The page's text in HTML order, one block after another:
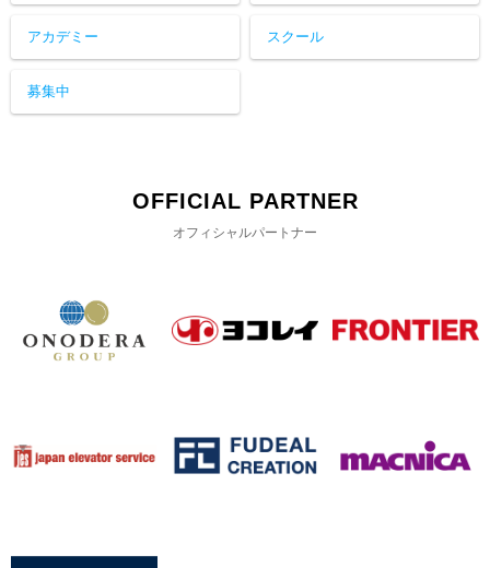
アカデミー スクール
募集中
OFFICIAL PARTNER
オフィシャルパートナー